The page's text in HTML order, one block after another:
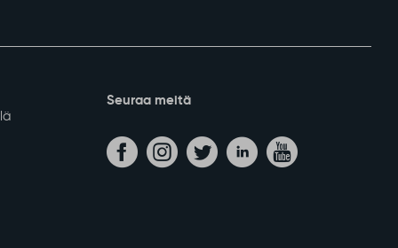
Seuraa meitä